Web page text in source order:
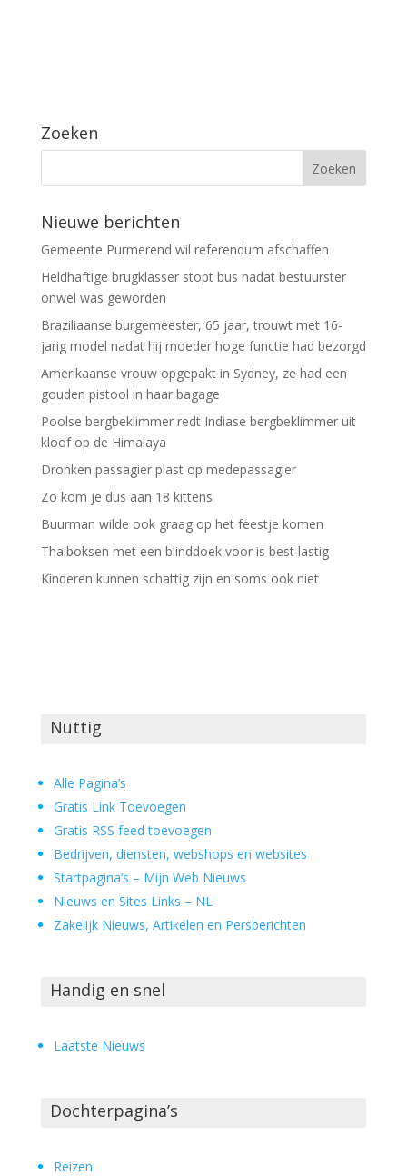
Zoeken
Nieuwe berichten
Gemeente Purmerend wil referendum afschaffen
Heldhaftige brugklasser stopt bus nadat bestuurster
onwel was geworden
Braziliaanse burgemeester, 65 jaar, trouwt met 16-
jarig model nadat hij moeder hoge functie had bezorgd
Amerikaanse vrouw opgepakt in Sydney, ze had een
gouden pistool in haar bagage
Poolse bergbeklimmer redt Indiase bergbeklimmer uit
kloof op de Himalaya
Dronken passagier plast op medepassagier
Zo kom je dus aan 18 kittens
Buurman wilde ook graag op het feestje komen
Thaiboksen met een blinddoek voor is best lastig
Kinderen kunnen schattig zijn en soms ook niet
Nuttig
Alle Pagina’s
Gratis Link Toevoegen
Gratis RSS feed toevoegen
Bedrijven, diensten, webshops en websites
Startpagina’s – Mijn Web Nieuws
Nieuws en Sites Links – NL
Zakelijk Nieuws, Artikelen en Persberichten
Handig en snel
Laatste Nieuws
Dochterpagina’s
Reizen